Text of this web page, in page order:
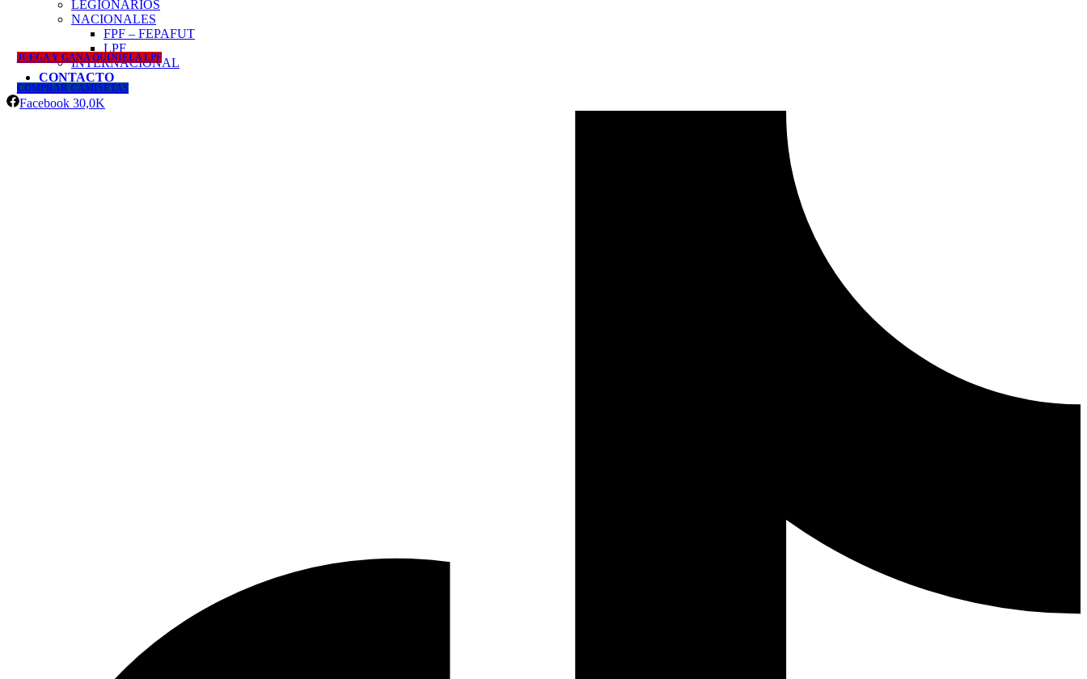
LEGIONARIOS
NACIONALES
FPF – FEPAFUT
LPF
INTERNACIONAL
CONTACTO
JUEGA Y GANA QUINIELA LPF
COMPRAR CAMISETAS
Facebook 30,0K